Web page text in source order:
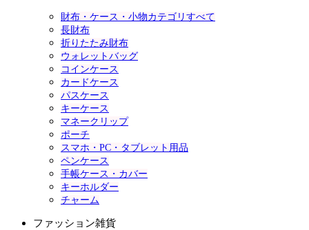
財布・ケース・小物カテゴリすべて
長財布
折りたたみ財布
ウォレットバッグ
コインケース
カードケース
パスケース
キーケース
マネークリップ
ポーチ
スマホ・PC・タブレット用品
ペンケース
手帳ケース・カバー
キーホルダー
チャーム
ファッション雑貨